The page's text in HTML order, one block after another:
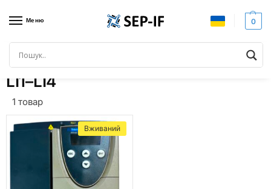
Меню 0
Головна
LI1–LI4
1 товар
Вживаний